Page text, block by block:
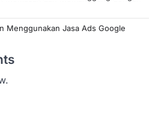
Menggunakan Jasa Ads Google